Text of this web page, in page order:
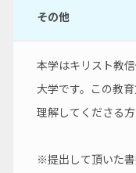
その他
本学はキリスト教
大学です。この教
理解してくださる方
※提出して頂いた書